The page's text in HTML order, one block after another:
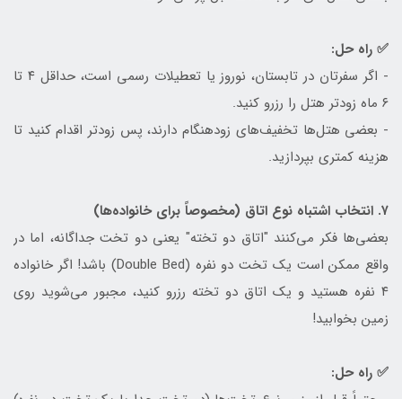
✅ راه حل:
- اگر سفرتان در تابستان، نوروز یا تعطیلات رسمی است، حداقل ۴ تا
۶ ماه زودتر هتل را رزرو کنید.
- بعضی هتل‌ها تخفیف‌های زودهنگام دارند، پس زودتر اقدام کنید تا
هزینه کمتری بپردازید.
۷. انتخاب اشتباه نوع اتاق (مخصوصاً برای خانواده‌ها)
بعضی‌ها فکر می‌کنند "اتاق دو تخته" یعنی دو تخت جداگانه، اما در
واقع ممکن است یک تخت دو نفره (Double Bed) باشد! اگر خانواده
۴ نفره هستید و یک اتاق دو تخته رزرو کنید، مجبور می‌شوید روی
زمین بخوابید!
✅ راه حل: